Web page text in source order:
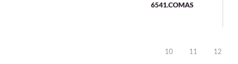
6541.COMAS
10 11 12